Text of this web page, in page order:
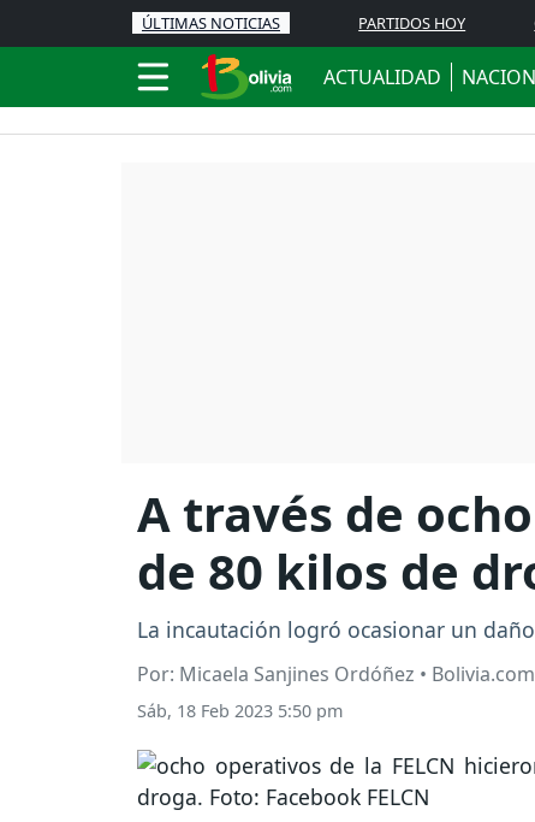
ÚLTIMAS NOTICIAS PARTIDOS HOY
ACTUALIDAD
A través de
de 80 kilos de
La incautación logró ocasionar un
Por: Micaela Sanjines Ordóñez • Bolivia.com
Sáb, 18 Feb 2023 5:50 pm